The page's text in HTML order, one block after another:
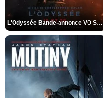
L'Odyssée Bande-annonce VO STFR